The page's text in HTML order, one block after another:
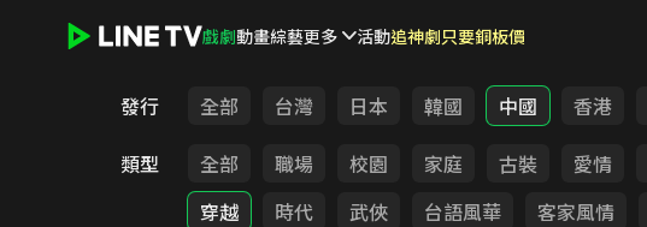
戲劇動畫綜藝更多 活動追神劇只要銅板價
發行 全部 台灣 日本 韓國 中國 香港
類型
全部 職場 校園 家庭 古裝 愛情
穿越
時代 武俠 台語風華 客家風情